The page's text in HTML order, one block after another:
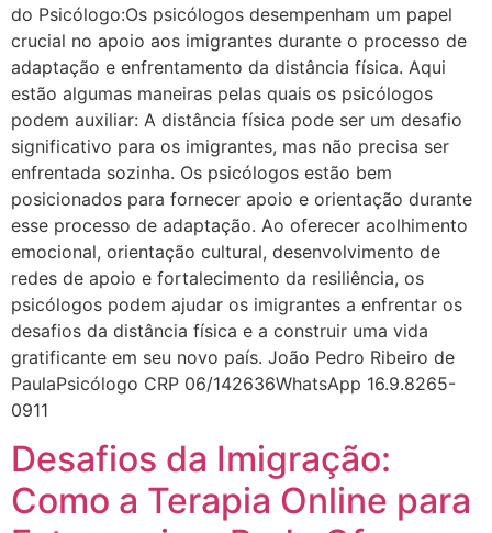
do Psicólogo:Os psicólogos desempenham um papel
crucial no apoio aos imigrantes durante o processo de
adaptação e enfrentamento da distância física. Aqui
estão algumas maneiras pelas quais os psicólogos
podem auxiliar: A distância física pode ser um desafio
significativo para os imigrantes, mas não precisa ser
enfrentada sozinha. Os psicólogos estão bem
posicionados para fornecer apoio e orientação durante
esse processo de adaptação. Ao oferecer acolhimento
emocional, orientação cultural, desenvolvimento de
redes de apoio e fortalecimento da resiliência, os
psicólogos podem ajudar os imigrantes a enfrentar os
desafios da distância física e a construir uma vida
gratificante em seu novo país. João Pedro Ribeiro de
PaulaPsicólogo CRP 06/142636WhatsApp 16.9.8265-
0911
Desafios da Imigração:
Como a Terapia Online para